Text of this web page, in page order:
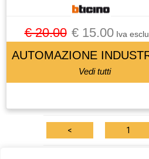
€ 20.00 € 15.00Iva
AUTOMAZIONE
Vedi tutti
< 1